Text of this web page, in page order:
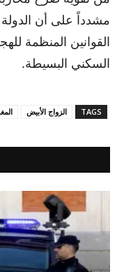
مشدداً على أن
القوانين المنظمة
السكني البسيطة.
TAGS الزواج الأبيض